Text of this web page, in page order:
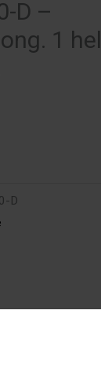
D –
1 hel
D